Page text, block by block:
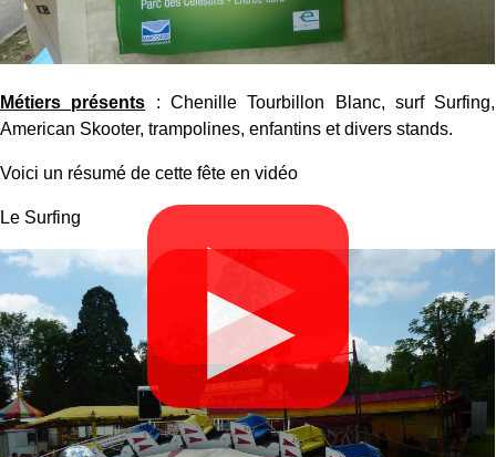
Métiers présents : Chenille Tourbillon Blanc, surf Surfing,
American Skooter, trampolines, enfantins et divers stands.
Voici un résumé de cette fête en vidéo
▶
Le Surfing
▶